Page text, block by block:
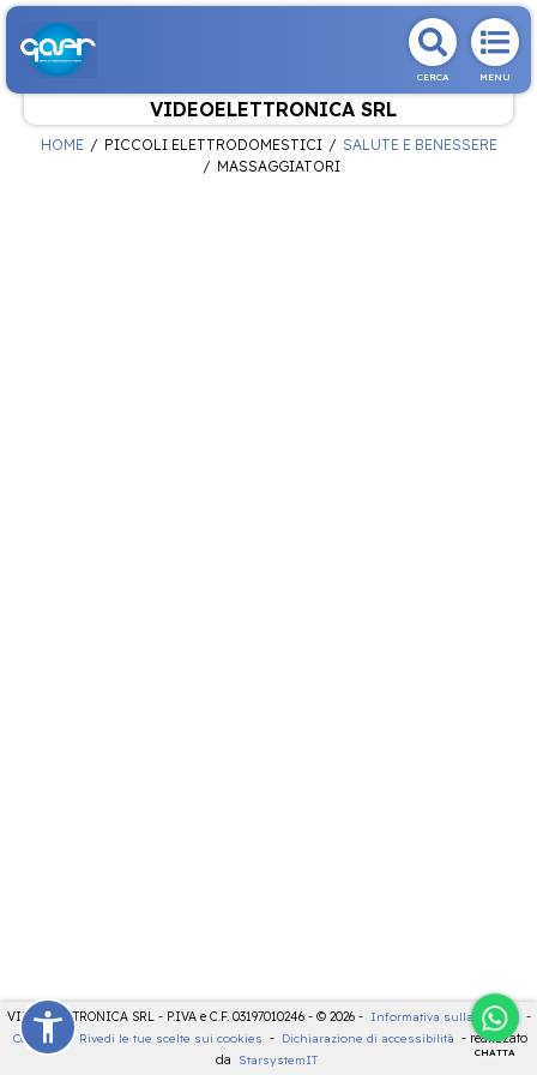
CERCA MENU
VIDEOELETTRONICA SRL
CHATTA
HOME PICCOLI ELETTRODOMESTICI
SALUTE E BENESSERE
MASSAGGIATORI
VIDEOELETTRONICA SRL - P.IVA e C.F. 03197010246 - © 2026 - Informativa sulla privacy -
Cookies
- Rivedi le tue scelte sui cookies - Dichiarazione di accessibilità - realizzato
da
StarsystemIT